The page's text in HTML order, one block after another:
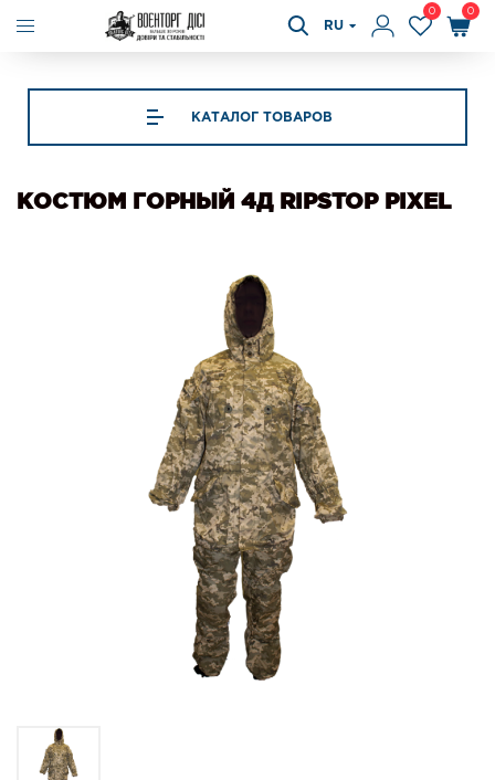
RU
0 0
КАТАЛОГ ТОВАРОВ
КОСТЮМ ГОРНЫЙ 4Д RIPSTOP PIXEL